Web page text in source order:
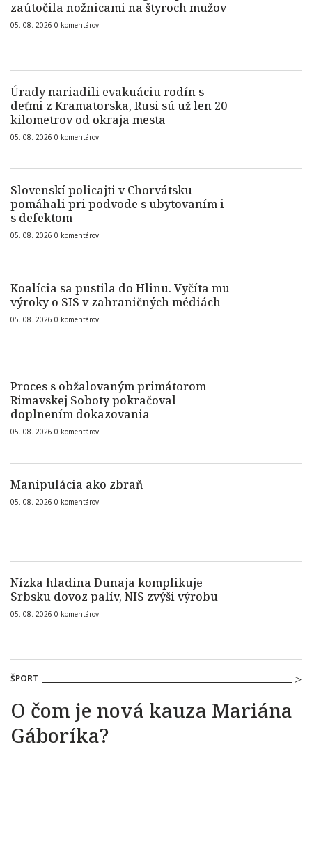
zaútočila nožnicami na štyroch mužov
05. 08. 2026 0 komentárov
Úrady nariadili evakuáciu rodín s
deťmi z Kramatorska, Rusi sú už len 20
kilometrov od okraja mesta
05. 08. 2026 0 komentárov
Slovenskí policajti v Chorvátsku
pomáhali pri podvode s ubytovaním i
s defektom
05. 08. 2026 0 komentárov
Koalícia sa pustila do Hlinu. Vyčíta mu
výroky o SIS v zahraničných médiách
05. 08. 2026 0 komentárov
Proces s obžalovaným primátorom
Rimavskej Soboty pokračoval
doplnením dokazovania
05. 08. 2026 0 komentárov
Manipulácia ako zbraň
05. 08. 2026 0 komentárov
Nízka hladina Dunaja komplikuje
Srbsku dovoz palív, NIS zvýši výrobu
05. 08. 2026 0 komentárov
ŠPORT